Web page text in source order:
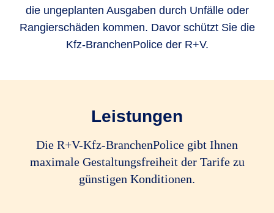
die ungeplanten Ausgaben durch Unfälle oder
Rangierschäden kommen. Davor schützt Sie die
Kfz-BranchenPolice der R+V.
Leistungen
Die R+V-Kfz-BranchenPolice gibt Ihnen
maximale Gestaltungsfreiheit der Tarife zu
günstigen Konditionen.